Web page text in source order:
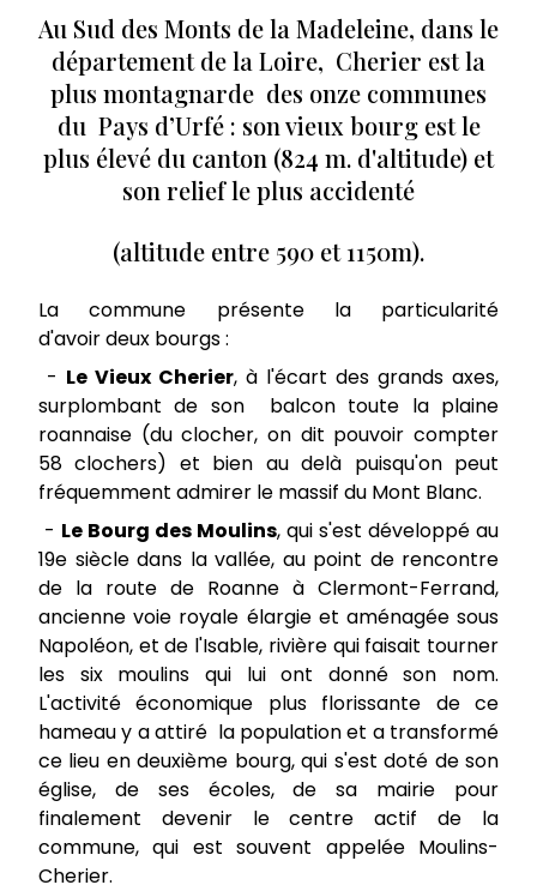
Au Sud des Monts de la Madeleine, dans le
département de la Loire, Cherier est la
plus montagnarde des onze communes
du Pays d’Urfé : son vieux bourg est le
plus élevé du canton (824 m. d'altitude) et
son relief le plus accidenté
(altitude entre 590 et 1150m).
La commune présente la particularité
d'avoir deux bourgs :
- Le Vieux Cherier, à l'écart des grands axes,
surplombant de son balcon toute la plaine
roannaise (du clocher, on dit pouvoir compter
58 clochers) et bien au delà puisqu'on peut
fréquemment admirer le massif du Mont Blanc.
- Le Bourg des Moulins, qui s'est développé au
19e siècle dans la vallée, au point de rencontre
de la route de Roanne à Clermont-Ferrand,
ancienne voie royale élargie et aménagée sous
Napoléon, et de l'Isable, rivière qui faisait tourner
les six moulins qui lui ont donné son nom.
L'activité économique plus florissante de ce
hameau y a attiré la population et a transformé
ce lieu en deuxième bourg, qui s'est doté de son
église, de ses écoles, de sa mairie pour
finalement devenir le centre actif de la
commune, qui est souvent appelée Moulins-
Cherier.